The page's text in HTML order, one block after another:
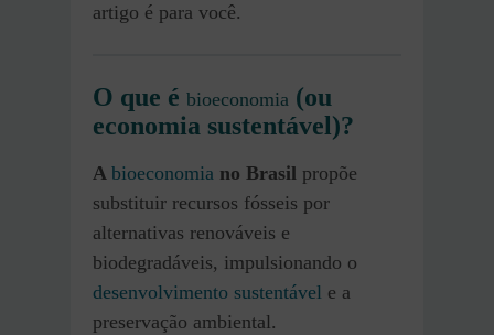
artigo é para você.
O que é bioeconomia (ou
economia sustentável)?
A bioeconomia no Brasil propõe
substituir recursos fósseis por
alternativas renováveis e
biodegradáveis, impulsionando o
desenvolvimento sustentável e a
preservação ambiental.